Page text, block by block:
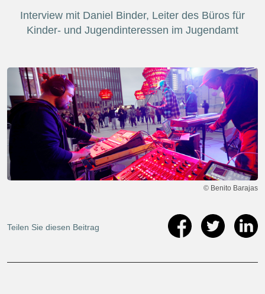
Interview mit Daniel Binder, Leiter des Büros für
Kinder- und Jugendinteressen im Jugendamt
© Benito Barajas
Teilen Sie diesen Beitrag